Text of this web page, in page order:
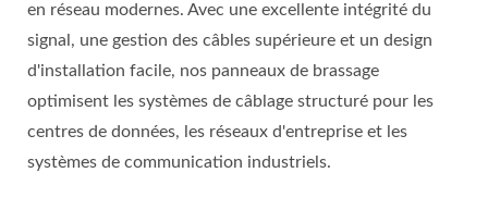
en réseau modernes. Avec une excellente intégrité du
signal, une gestion des câbles supérieure et un design
d'installation facile, nos panneaux de brassage
optimisent les systèmes de câblage structuré pour les
centres de données, les réseaux d'entreprise et les
systèmes de communication industriels.